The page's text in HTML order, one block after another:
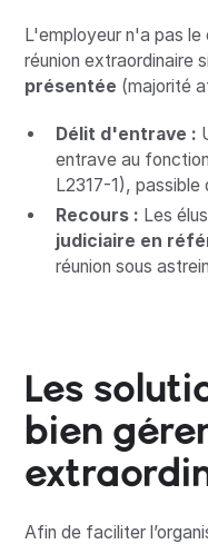
L'employeur n'a pas
réunion extraordinaire
présentée (majorité
Délit d'entrave :
entrave au
L2317-1), passible
Recours : Les
judiciaire en
réunion sous
Les
bien
Afin de faciliter